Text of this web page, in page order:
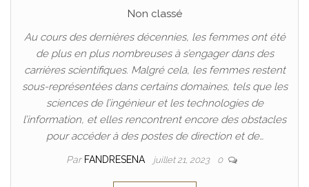
Non classé
Au cours des dernières décennies, les femmes ont été
de plus en plus nombreuses à s’engager dans des
carrières scientifiques. Malgré cela, les femmes restent
sous-représentées dans certains domaines, tels que les
sciences de l’ingénieur et les technologies de
l’information, et elles rencontrent encore des obstacles
pour accéder à des postes de direction et de…
Par FANDRESENA juillet 21, 2023 0